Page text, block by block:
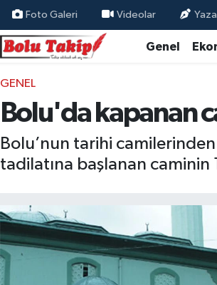
Foto Galeri Videolar
Genel
GENEL
Bolu'da kapanan
Bolu’nun tarihi camilerinden
tadilatına başlanan caminin